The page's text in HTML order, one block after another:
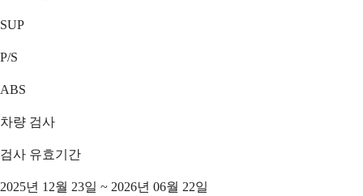
SUP
P/S
ABS
차량 검사
검사 유효기간
2025년 12월 23일 ~ 2026년 06월 22일